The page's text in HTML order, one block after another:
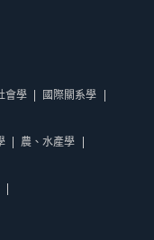
會學 國際關系學
農、水產學